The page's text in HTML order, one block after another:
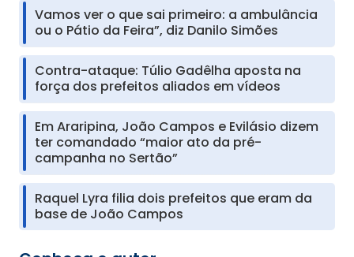
Vamos ver o que sai primeiro: a ambulância
ou o Pátio da Feira”, diz Danilo Simões
Contra-ataque: Túlio Gadêlha aposta na
força dos prefeitos aliados em vídeos
Em Araripina, João Campos e Evilásio dizem
ter comandado “maior ato da pré-
campanha no Sertão”
Raquel Lyra filia dois prefeitos que eram da
base de João Campos